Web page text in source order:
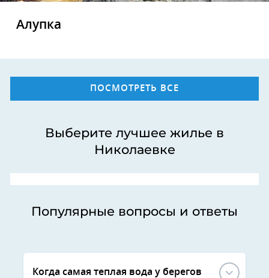
Алупка
ПОСМОТРЕТЬ ВСЕ
Выберите лучшее жилье в
Николаевке
Популярные вопросы и ответы
Когда самая теплая вода у берегов